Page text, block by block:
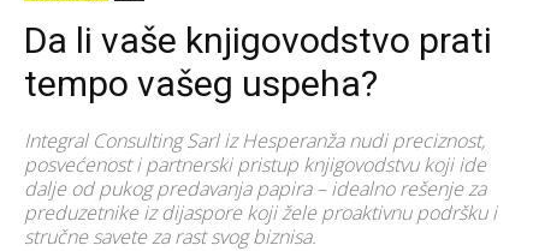
Da li vaše knjigovodstvo prati
tempo vašeg uspeha?
Integral Consulting Sarl iz Hesperanža nudi preciznost,
posvećenost i partnerski pristup knjigovodstvu koji ide
dalje od pukog predavanja papira – idealno rešenje za
preduzetnike iz dijaspore koji žele proaktivnu podršku i
stručne savete za rast svog biznisa.